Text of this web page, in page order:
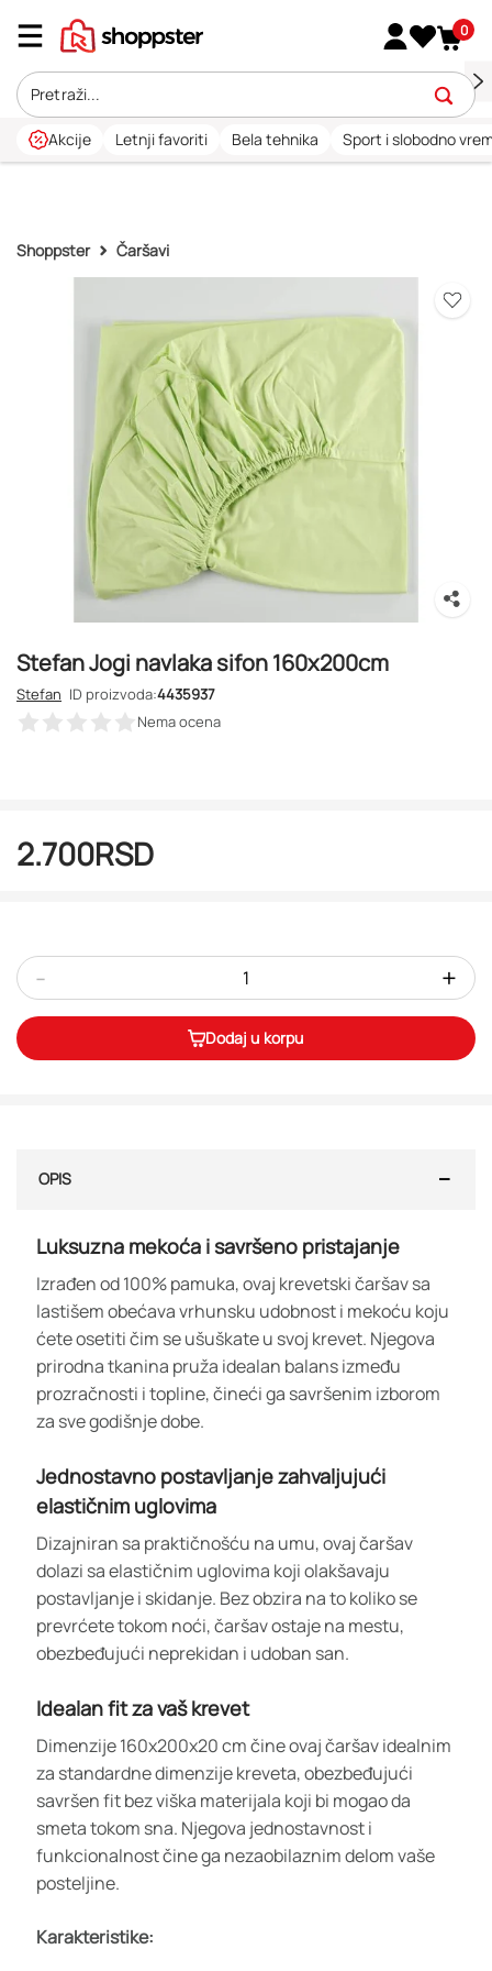
0
Akcije Letnji favoriti Bela tehnika Sport i slobodno
Shoppster Čaršavi
Stefan Jogi navlaka sifon 160x200cm
Stefan ID proizvoda:4435937
Nema ocena
2.700RSD
- +
Dodaj u korpu
OPIS
Luksuzna mekoća i savršeno pristajanje
Izrađen od 100% pamuka, ovaj krevetski čaršav sa
lastišem obećava vrhunsku udobnost i mekoću koju
ćete osetiti čim se ušuškate u svoj krevet. Njegova
prirodna tkanina pruža idealan balans između
prozračnosti i topline, čineći ga savršenim izborom
za sve godišnje dobe.
Jednostavno postavljanje zahvaljujući
elastičnim uglovima
Dizajniran sa praktičnošću na umu, ovaj čaršav
dolazi sa elastičnim uglovima koji olakšavaju
postavljanje i skidanje. Bez obzira na to koliko se
prevrćete tokom noći, čaršav ostaje na mestu,
obezbeđujući neprekidan i udoban san.
Idealan fit za vaš krevet
Dimenzije 160x200x20 cm čine ovaj čaršav idealnim
za standardne dimenzije kreveta, obezbeđujući
savršen fit bez viška materijala koji bi mogao da
smeta tokom sna. Njegova jednostavnost i
funkcionalnost čine ga nezaobilaznim delom vaše
posteljine.
Karakteristike: